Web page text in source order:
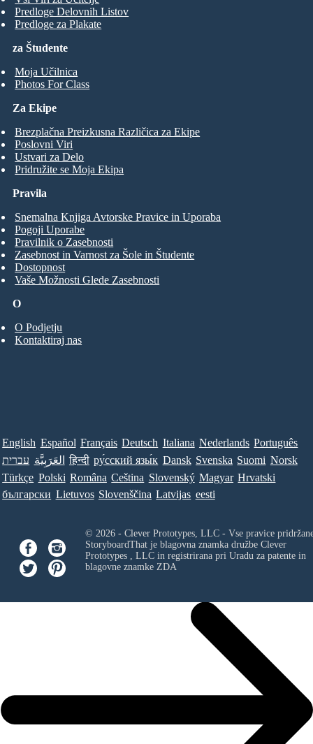
za Študente
Moja Učilnica
Photos For Class
Predloge Delovnih Listov
Predloge za Plakate
Za Ekipe
Brezplačna Preizkusna Različica za Ekipe
Poslovni Viri
Ustvari za Delo
Pridružite se Moja Ekipa
O
O Podjetju
Kontaktiraj nas
Pravila
Snemalna Knjiga Avtorske Pravice in Uporaba
Pogoji Uporabe
Pravilnik o Zasebnosti
Zasebnost in Varnost za Šole in Študente
Dostopnost
Vaše Možnosti Glede Zasebnosti
English Español Français Deutsch Italiana Nederlands Português
עברית العَرَبِيَّة हिन्दी ру́сский язы́к Dansk Svenska Suomi Norsk
Türkçe Polski Româna Ceština Slovenský Magyar Hrvatski
български Lietuvos Slovenščina Latvijas eesti
© 2026 - Clever Prototypes, LLC - Vse pravice
StoryboardThat je blagovna znamka družbe Clever
Prototypes , LLCin registrirana pri Uradu za patente in
blagovne znamke ZDA